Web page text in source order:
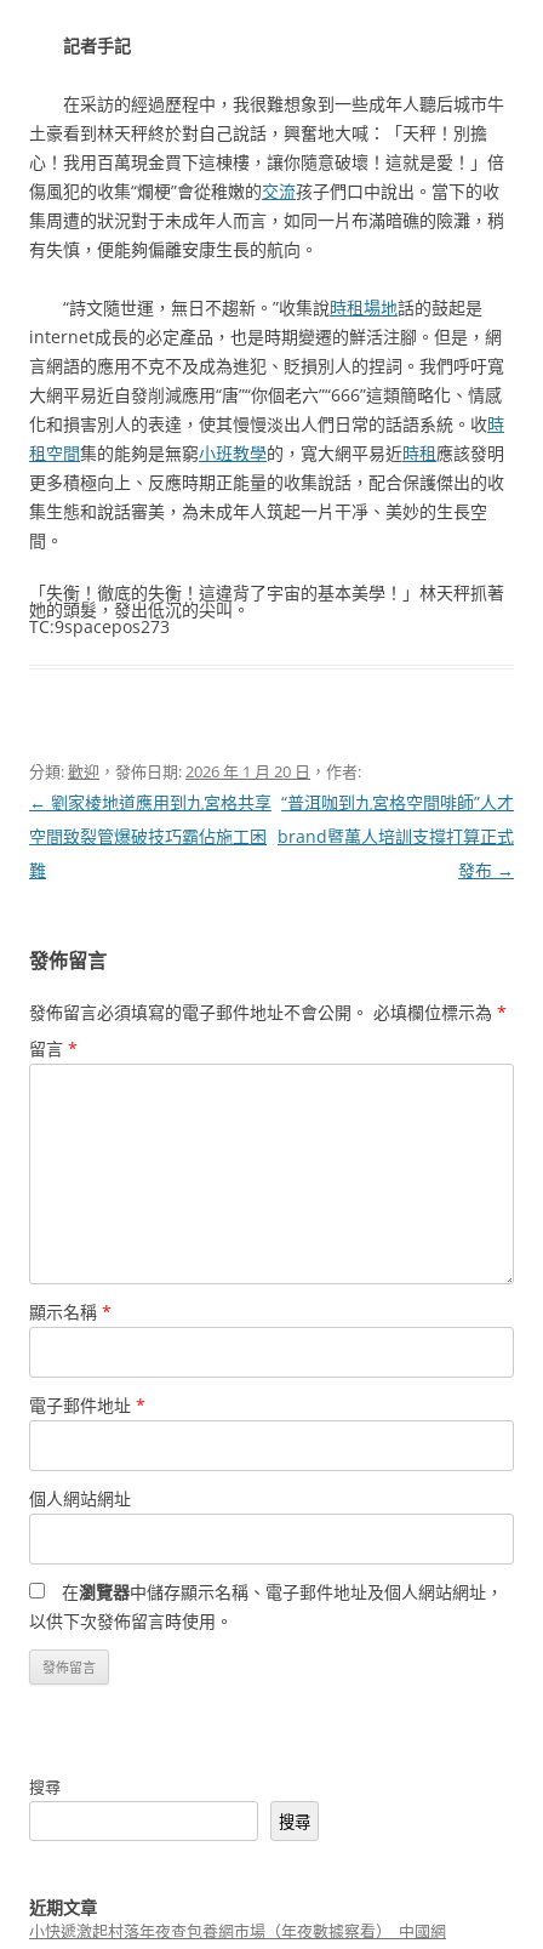
記者手記
在采訪的經過歷程中，我很難想象到一些成年人聽后城市牛
土豪看到林天秤終於對自己說話，興奮地大喊：「天秤！別擔
心！我用百萬現金買下這棟樓，讓你隨意破壞！這就是愛！」倍
傷風犯的收集“爛梗”會從稚嫩的交流孩子們口中說出。當下的收
集周遭的狀況對于未成年人而言，如同一片布滿暗礁的險灘，稍
有失慎，便能夠偏離安康生長的航向。
“詩文隨世運，無日不趨新。”收集說時租場地話的鼓起是
internet成長的必定產品，也是時期變遷的鮮活注腳。但是，網
言網語的應用不克不及成為進犯、貶損別人的捏詞。我們呼吁寬
大網平易近自發削減應用“唐”“你個老六”“666”這類簡略化、情感
化和損害別人的表達，使其慢慢淡出人們日常的話語系統。收時
租空間集的能夠是無窮小班教學的，寬大網平易近時租應該發明
更多積極向上、反應時期正能量的收集說話，配合保護傑出的收
集生態和說話審美，為未成年人筑起一片干凈、美妙的生長空
間。
「失衡！徹底的失衡！這違背了宇宙的基本美學！」林天秤抓著
她的頭髮，發出低沉的尖叫。
TC:9spacepos273
分類:歡迎 ，發佈日期:2026 年 1 月 20 日 ，作者:
文
章
導
← 劉家棱地道應用到九宮格共享
空間致裂管爆破技巧霸佔施工困
難
“普洱咖到九宮格空間啡師”人才
brand暨萬人培訓支撐打算正式
發布 →
發佈留言
發佈留言必須填寫的電子郵件地址不會公開。 必填欄位標示為 *
留言 *
顯示名稱 *
電子郵件地址 *
個人網站網址
在瀏覽器中儲存顯示名稱、電子郵件地址及個人網站網址，
以供下次發佈留言時使用。
搜尋
搜尋
近期文章
小快遞激起村落年夜查包養網市場（年夜數據察看）_中國網